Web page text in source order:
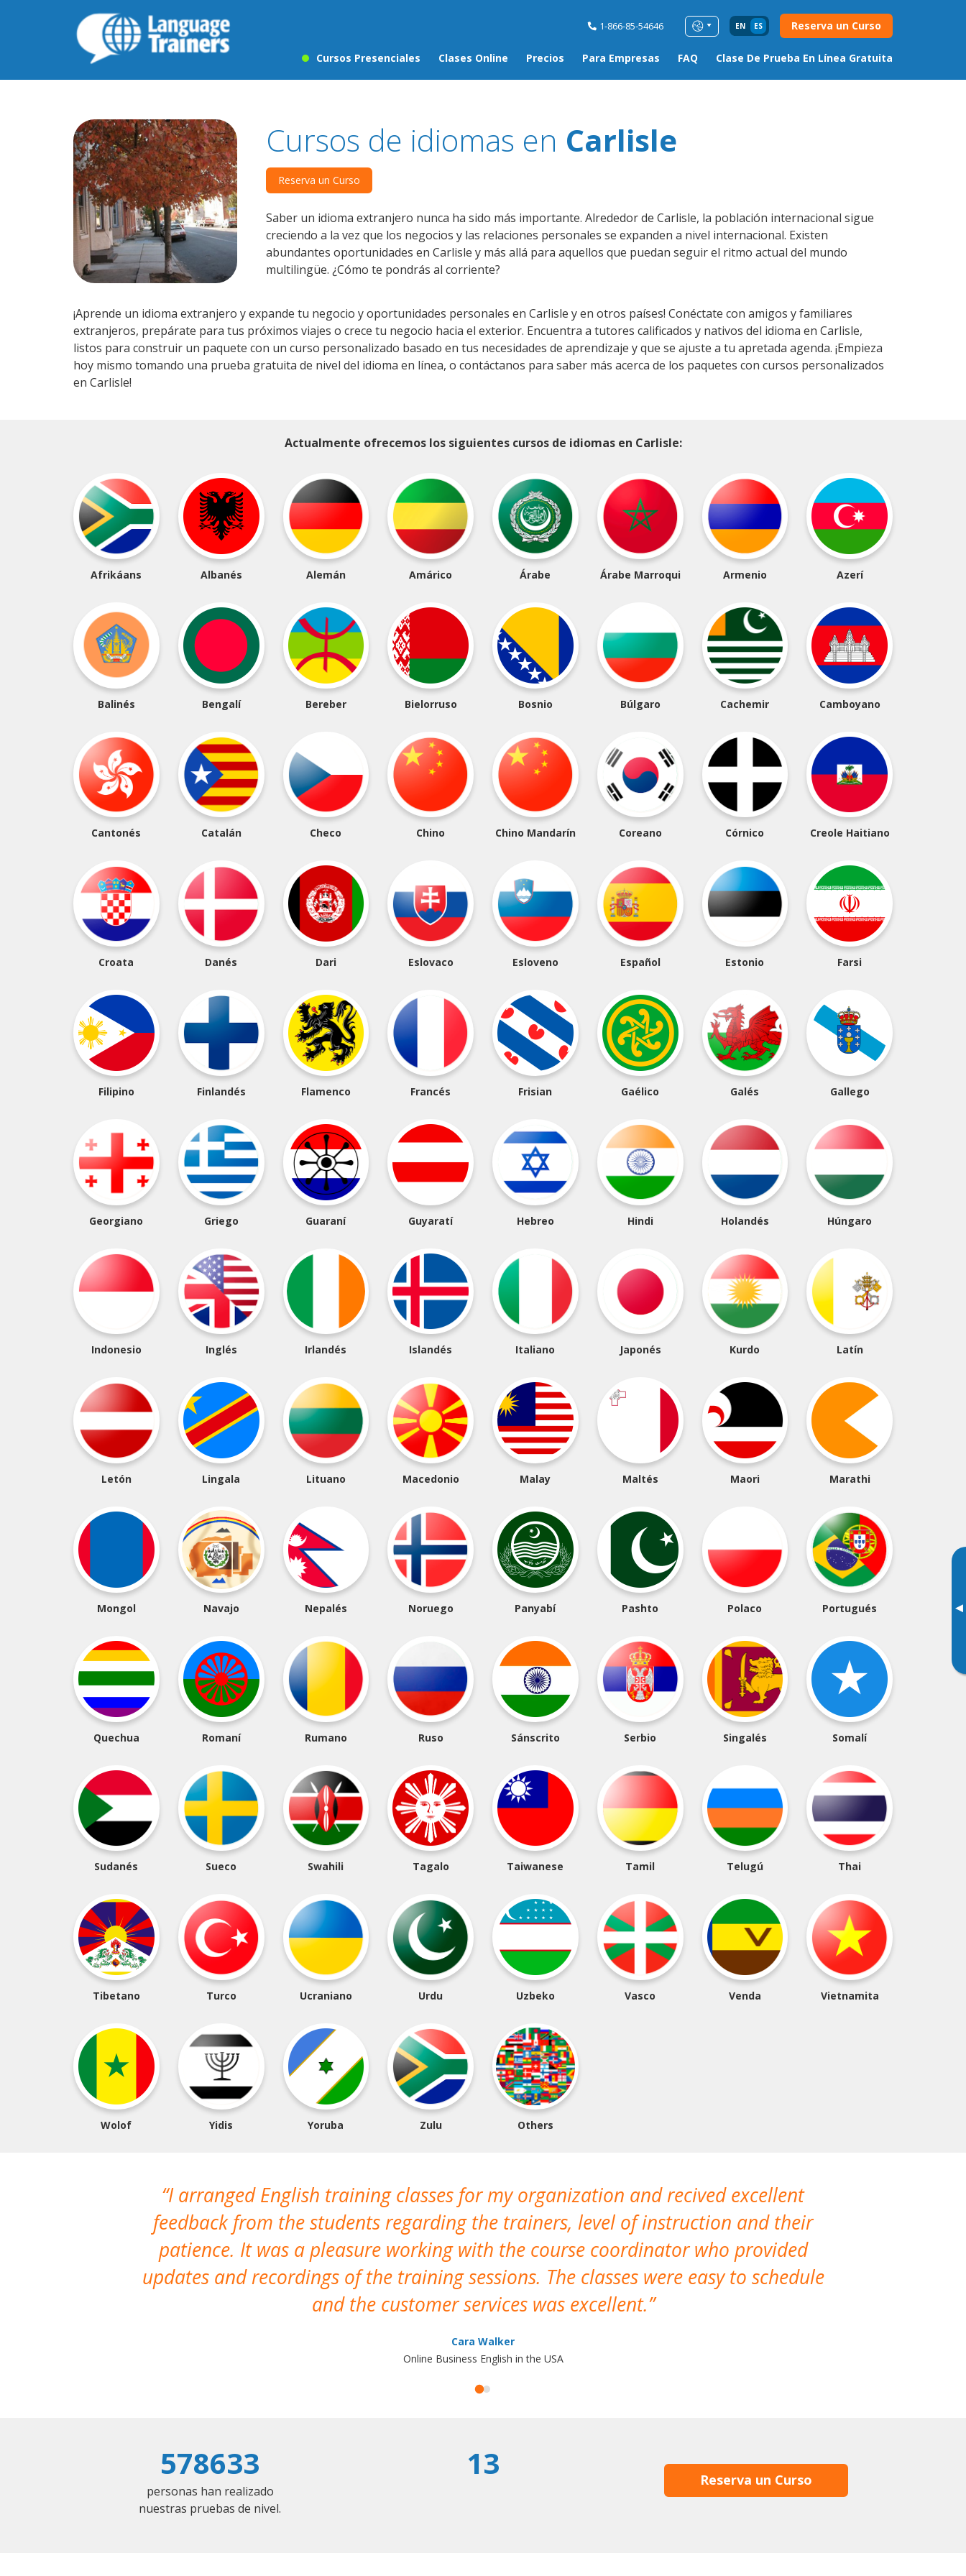
1-866-85-54646 EN ES Reserva un Curso
Cursos Presenciales Clases Online Precios Para Empresas FAQ Clase De Prueba En Línea Gratuita
▸
Cursos de idiomas en Carlisle
Reserva un Curso
Saber un idioma extranjero nunca ha sido más importante. Alrededor de Carlisle, la población internacional sigue
creciendo a la vez que los negocios y las relaciones personales se expanden a nivel internacional. Existen
abundantes oportunidades en Carlisle y más allá para aquellos que puedan seguir el ritmo actual del mundo
multilingüe. ¿Cómo te pondrás al corriente?
¡Aprende un idioma extranjero y expande tu negocio y oportunidades personales en Carlisle y en otros países! Conéctate con amigos y familiares
extranjeros, prepárate para tus próximos viajes o crece tu negocio hacia el exterior. Encuentra a tutores calificados y nativos del idioma en Carlisle,
listos para construir un paquete con un curso personalizado basado en tus necesidades de aprendizaje y que se ajuste a tu apretada agenda. ¡Empieza
hoy mismo tomando una prueba gratuita de nivel del idioma en línea, o contáctanos para saber más acerca de los paquetes con cursos personalizados
en Carlisle!
Actualmente ofrecemos los siguientes cursos de idiomas en Carlisle:
Afrikáans Albanés Alemán Amárico Árabe Árabe Marroqui Armenio Azerí
Balinés Bengalí Bereber Bielorruso Bosnio Búlgaro Cachemir Camboyano
Cantonés Catalán Checo Chino Chino Mandarín Coreano Córnico Creole Haitiano
Croata Danés Dari Eslovaco Esloveno Español Estonio Farsi
Filipino Finlandés Flamenco Francés Frisian Gaélico Galés Gallego
Georgiano Griego Guaraní Guyaratí Hebreo Hindi Holandés Húngaro
Indonesio Inglés Irlandés Islandés Italiano Japonés Kurdo Latín
Letón Lingala Lituano Macedonio Malay Maltés Maori Marathi
Mongol Navajo Nepalés Noruego Panyabí Pashto Polaco Portugués
Quechua Romaní Rumano Ruso Sánscrito Serbio Singalés Somalí
Sudanés Sueco Swahili Tagalo Taiwanese Tamil Telugú Thai
Tibetano Turco Ucraniano Urdu Uzbeko Vasco Venda Vietnamita
Wolof Yidis Yoruba Zulu Others
I arranged English training classes for my organization and recived excellent
feedback from the students regarding the trainers, level of instruction and their
patience. It was a pleasure working with the course coordinator who provided
updates and recordings of the training sessions. The classes were easy to schedule
and the customer services was excellent.
Cara Walker
Online Business English in the USA
578633
personas han realizado
nuestras pruebas de nivel.
13 Reserva un Curso